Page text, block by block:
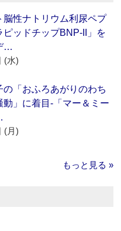
脳性ナトリウム利尿ペプ
ピッドチップBNP-II」を
…
(水)
の「おふろあがりのわち
動」に着目‐「マー＆ミー
(月)
もっと見る »